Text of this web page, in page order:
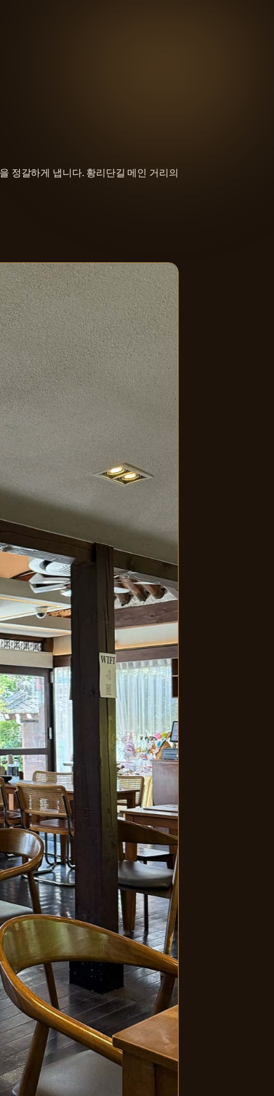
정갈하게 냅니다. 황리단길 메인 거리의